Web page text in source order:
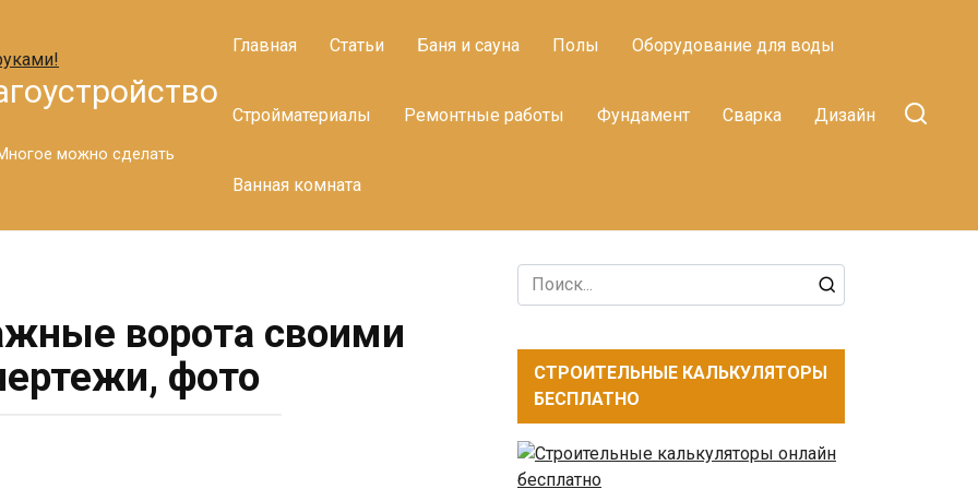
Многое можно сделать
Главная Статьи Баня и сауна Полы Оборудование для воды
Стройматериалы Ремонтные работы Фундамент Сварка Дизайн
Ванная комната
ворота своими
фото
Search
for:
СТРОИТЕЛЬНЫЕ КАЛЬКУЛЯТОРЫ
БЕСПЛАТНО